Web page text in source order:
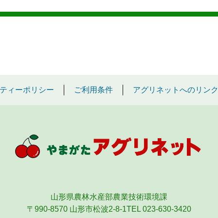
ィーポリシー ご利用条件 アグリネットへのリン
山形県農林水産部農業技術環境課
〒990-8570 山形市松波2-8-1TEL 023-630-3420